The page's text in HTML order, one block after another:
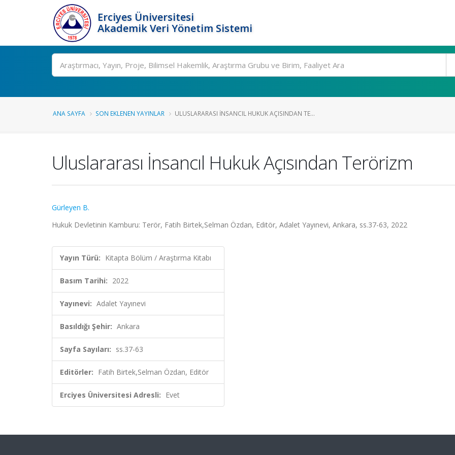
Erciyes Üniversitesi
Akademik Veri Yönetim Sistemi
Ara
ANA SAYFA SON EKLENEN YAYINLAR ULUSLARARASI İNSANCIL HUKUK AÇISINDAN TE...
Uluslararası İnsancıl Hukuk Açısından Terörizm
Gürleyen B.
Hukuk Devletinin Kamburu: Terör, Fatih Birtek,Selman Özdan, Editör, Adalet Yayınevi, Ankara, ss.37-63, 2022
Yayın Türü: Kitapta Bölüm / Araştırma Kitabı
Basım Tarihi: 2022
Yayınevi: Adalet Yayınevi
Basıldığı Şehir: Ankara
Sayfa Sayıları: ss.37-63
Editörler: Fatih Birtek,Selman Özdan, Editör
Erciyes Üniversitesi Adresli: Evet